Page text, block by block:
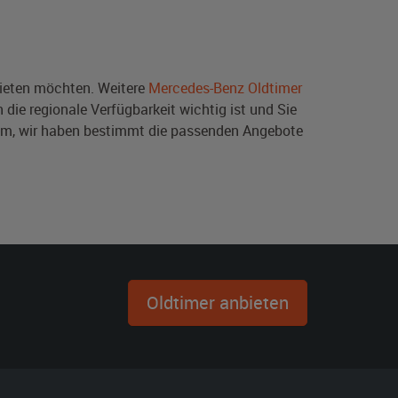
möchten. Weitere Mercedes-Benz Oldtimer
regionale Verfügbarkeit wichtig ist und Sie
wir haben bestimmt die passenden Angebote
Oldtimer anbieten